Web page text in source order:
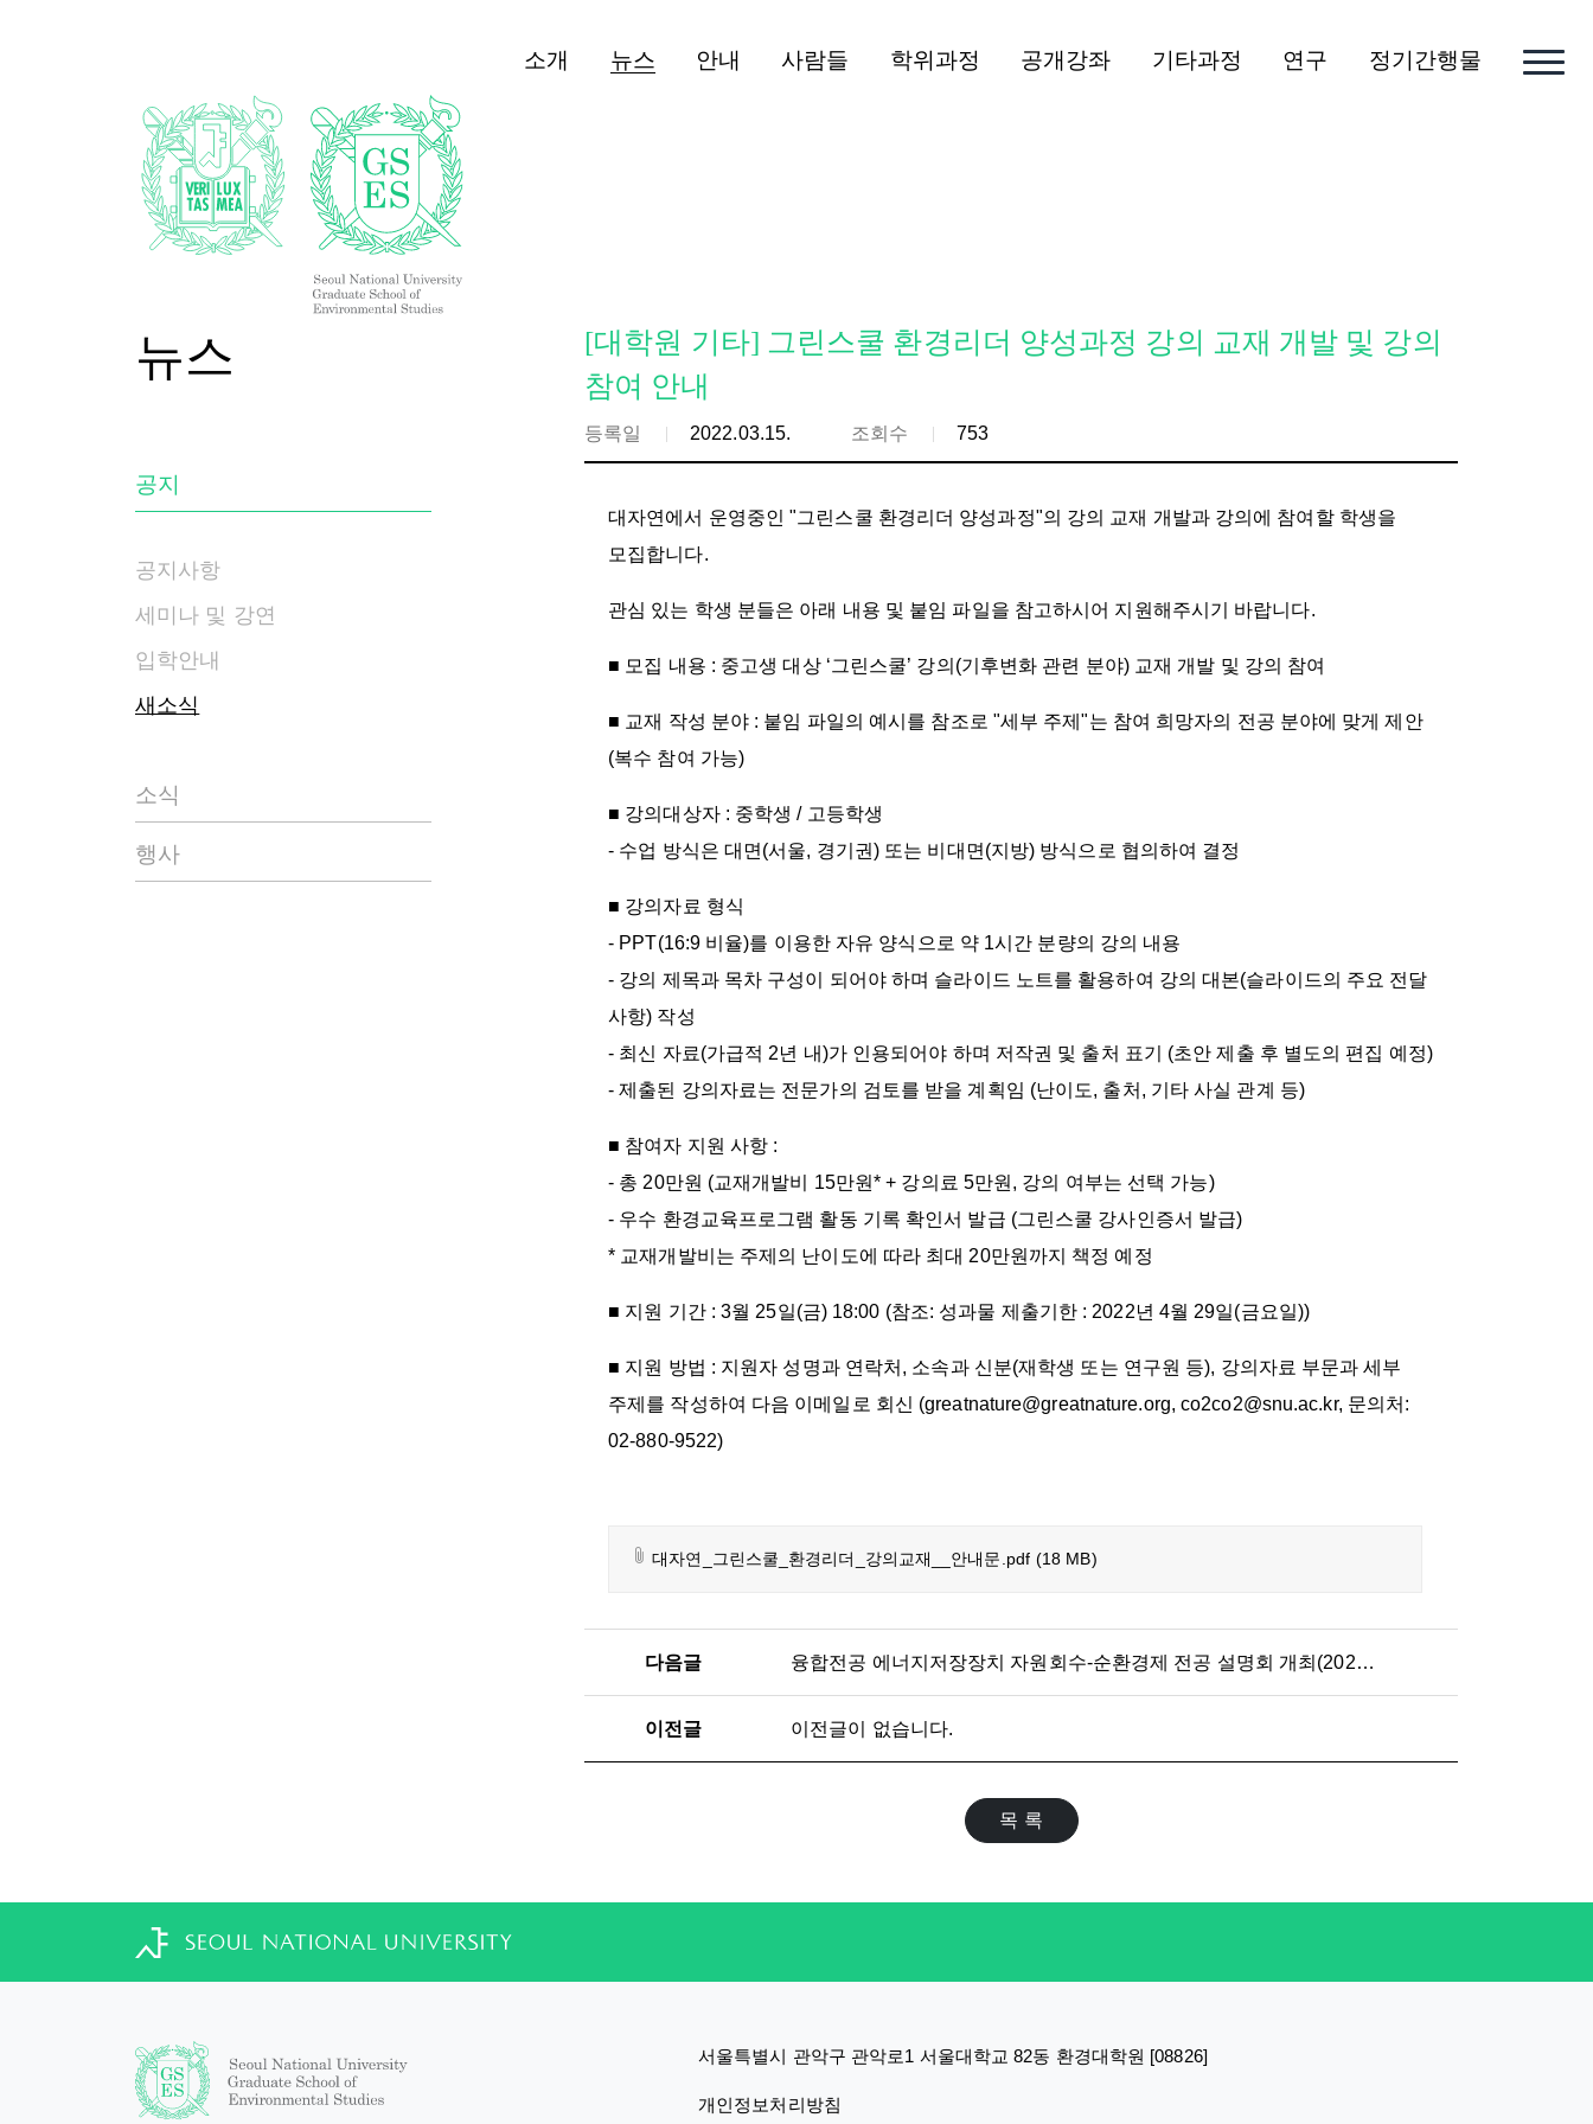
소개 뉴스 안내 사람들 학위과정 공개강좌 기타과정 연구 정기간행물
뉴스
공지
공지사항
세미나 및 강연
입학안내
새소식
소식
행사
[대학원 기타] 그린스쿨 환경리더 양성과정 강의 교재 개발 및 강의
참여 안내
등록일 2022.03.15. 조회수 753
대자연에서 운영중인 "그린스쿨 환경리더 양성과정"의 강의 교재 개발과 강의에 참여할 학생을
모집합니다.
관심 있는 학생 분들은 아래 내용 및 붙임 파일을 참고하시어 지원해주시기 바랍니다.
■ 모집 내용 : 중고생 대상 ‘그린스쿨’ 강의(기후변화 관련 분야) 교재 개발 및 강의 참여
■ 교재 작성 분야 : 붙임 파일의 예시를 참조로 "세부 주제"는 참여 희망자의 전공 분야에 맞게 제안
(복수 참여 가능)
■ 강의대상자 : 중학생 / 고등학생
- 수업 방식은 대면(서울, 경기권) 또는 비대면(지방) 방식으로 협의하여 결정
■ 강의자료 형식
- PPT(16:9 비율)를 이용한 자유 양식으로 약 1시간 분량의 강의 내용
- 강의 제목과 목차 구성이 되어야 하며 슬라이드 노트를 활용하여 강의 대본(슬라이드의 주요 전달
사항) 작성
- 최신 자료(가급적 2년 내)가 인용되어야 하며 저작권 및 출처 표기 (초안 제출 후 별도의 편집 예정)
- 제출된 강의자료는 전문가의 검토를 받을 계획임 (난이도, 출처, 기타 사실 관계 등)
■ 참여자 지원 사항 :
- 총 20만원 (교재개발비 15만원* + 강의료 5만원, 강의 여부는 선택 가능)
- 우수 환경교육프로그램 활동 기록 확인서 발급 (그린스쿨 강사인증서 발급)
* 교재개발비는 주제의 난이도에 따라 최대 20만원까지 책정 예정
■ 지원 기간 : 3월 25일(금) 18:00 (참조: 성과물 제출기한 : 2022년 4월 29일(금요일))
■ 지원 방법 : 지원자 성명과 연락처, 소속과 신분(재학생 또는 연구원 등), 강의자료 부문과 세부
주제를 작성하여 다음 이메일로 회신 (greatnature@greatnature.org, co2co2@snu.ac.kr, 문의처:
02-880-9522)
대자연_그린스쿨_환경리더_강의교재__안내문.pdf (18 MB)
다음글 융합전공 에너지저장장치 자원회수-순환경제 전공 설명회 개최(2026.07.10.)
이전글 이전글이 없습니다.
목 록
서울특별시 관악구 관악로1 서울대학교 82동 환경대학원 [08826]
개인정보처리방침